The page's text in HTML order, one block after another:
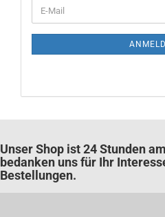
ZUR
E-
Mail
Unser Shop ist 24 Stunden
bedanken uns für Ihr
Bestellungen.